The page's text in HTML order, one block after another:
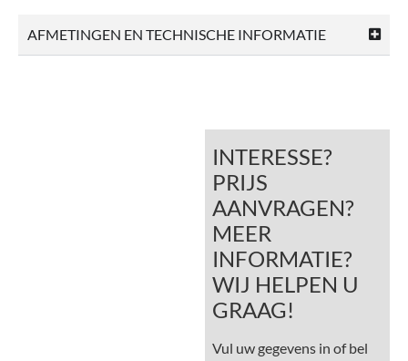
AFMETINGEN EN TECHNISCHE INFORMATIE
INTERESSE?
PRIJS
AANVRAGEN?
MEER
INFORMATIE?
WIJ HELPEN U
GRAAG!
Vul uw gegevens in of bel